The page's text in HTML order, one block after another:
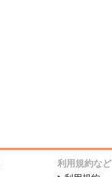
利用規約など